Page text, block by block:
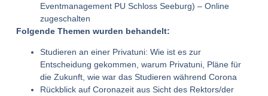
Eventmanagement PU Schloss Seeburg) – Online
zugeschalten
Folgende Themen wurden behandelt:
Studieren an einer Privatuni: Wie ist es zur
Entscheidung gekommen, warum Privatuni, Pläne für
die Zukunft, wie war das Studieren während Corona
Rückblick auf Coronazeit aus Sicht des Rektors/der